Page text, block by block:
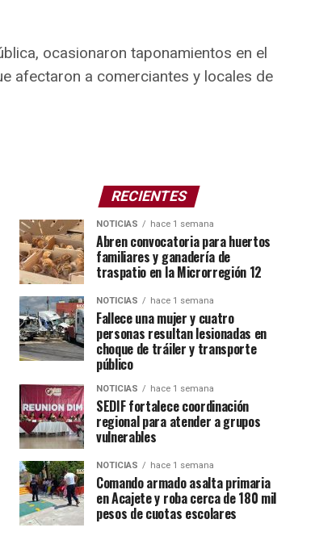
ocasionaron taponamientos en el
afectaron a comerciantes y locales de
RECIENTES
NOTICIAS hace 1 semana
Abren convocatoria para huertos
familiares y ganadería de
traspatio en la Microrregión 12
NOTICIAS hace 1 semana
Fallece una mujer y cuatro
personas resultan lesionadas en
choque de tráiler y transporte
público
NOTICIAS hace 1 semana
SEDIF fortalece coordinación
regional para atender a grupos
vulnerables
NOTICIAS hace 1 semana
Comando armado asalta primaria
en Acajete y roba cerca de 180 mil
pesos de cuotas escolares